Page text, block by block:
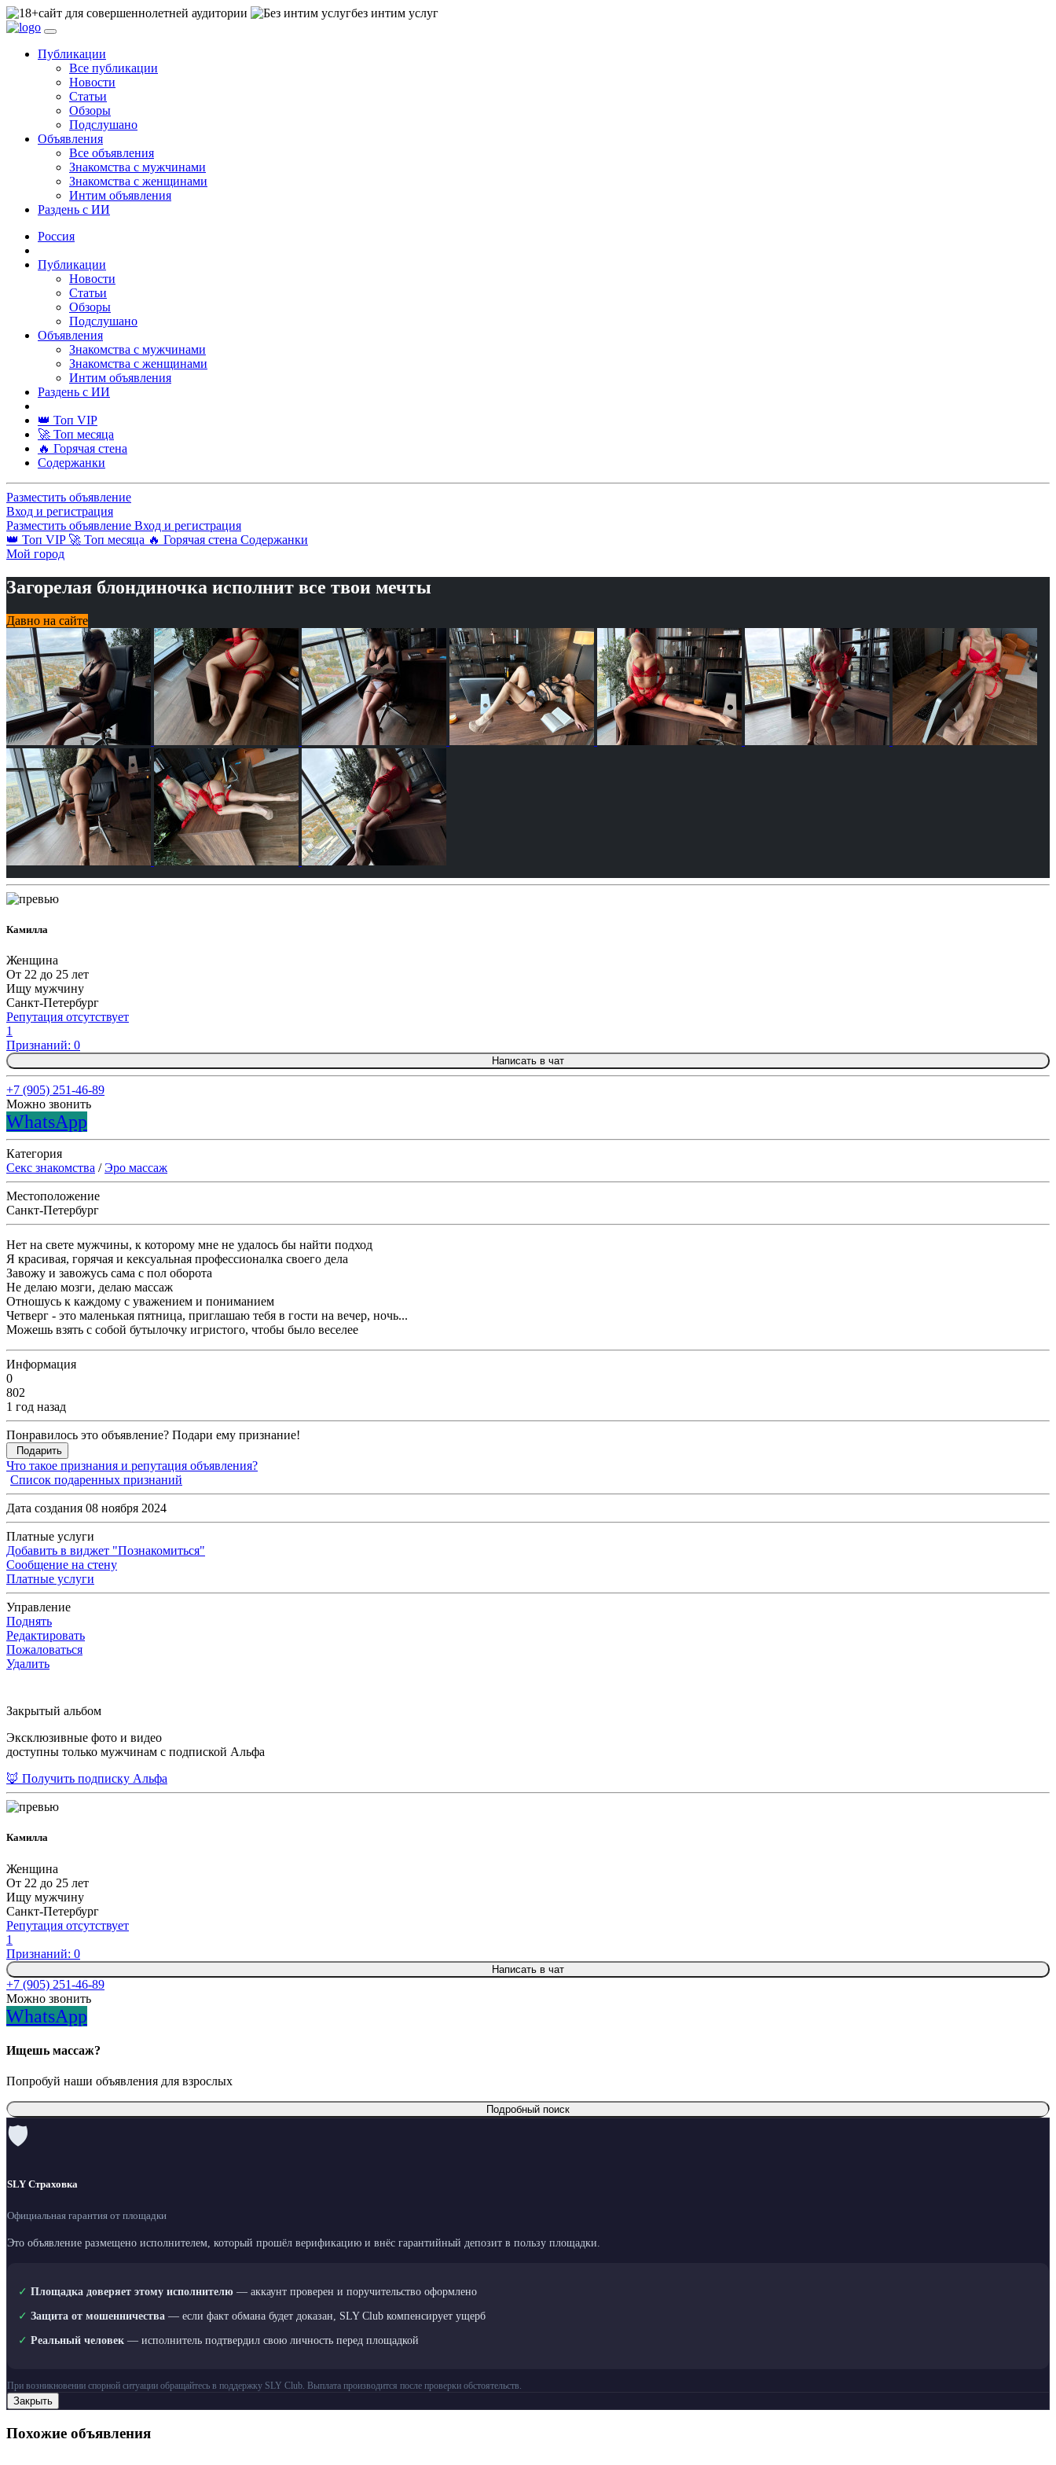
сайт для совершеннолетней аудитории без интим услуг
Публикации
Все публикации
Новости
Статьи
Обзоры
Подслушано
Объявления
Все объявления
Знакомства с мужчинами
Знакомства с женщинами
Интим объявления
Раздень с ИИ
Россия
Публикации
Новости
Статьи
Обзоры
Подслушано
Объявления
Знакомства с мужчинами
Знакомства с женщинами
Интим объявления
Раздень с ИИ
👑 Топ VIP
🚀 Топ месяца
🔥 Горячая стена
Содержанки
Разместить объявление
Вход и регистрация
Разместить объявление Вход и регистрация
👑 Топ VIP 🚀 Топ месяца 🔥 Горячая стена Содержанки
Мой город
Загорелая блондиночка исполнит все твои мечты
Давно на сайте
Камилла
Женщина
От 22 до 25 лет
Ищу мужчину
Санкт-Петербург
Репутация отсутствует
1
Признаний: 0
Написать в чат
+7 (905) 251-46-89
Можно звонить
WhatsApp
Категория
Секс знакомства /Эро массаж
Местоположение
Санкт-Петербург
Нет на свете мужчины, к которому мне не удалось бы найти подход
Я красивая, горячая и кексуальная профессионалка своего дела
Завожу и завожусь сама с пол оборота
Не делаю мозги, делаю массаж
Отношусь к каждому с уважением и пониманием
Четверг - это маленькая пятница, приглашаю тебя в гости на вечер, ночь...
Можешь взять с собой бутылочку игристого, чтобы было веселее
Информация
0
802
1 год назад
Понравилось это объявление? Подари ему признание!
Подарить
Что такое признания и репутация объявления?
Список подаренных признаний
Дата создания 08 ноября 2024
Платные услуги
Добавить в виджет "Познакомиться"
Сообщение на стену
Платные услуги
Управление
Поднять
Редактировать
Пожаловаться
Удалить
Закрытый альбом
Эксклюзивные фото и видео
доступны только мужчинам с подпиской Альфа
🦊 Получить подписку Альфа
Камилла
Женщина
От 22 до 25 лет
Ищу мужчину
Санкт-Петербург
Репутация отсутствует
1
Признаний: 0
Написать в чат
+7 (905) 251-46-89
Можно звонить
WhatsApp
Ищешь массаж?
Попробуй наши объявления для взрослых
Подробный поиск
🛡
SLY Страховка
Официальная гарантия от площадки
Это объявление размещено исполнителем, который прошёл верификацию и внёс гарантийный депозит в пользу площадки.
✓ Площадка доверяет этому исполнителю — аккаунт проверен и поручительство оформлено
✓ Защита от мошенничества — если факт обмана будет доказан, SLY Club компенсирует ущерб
✓ Реальный человек — исполнитель подтвердил свою личность перед площадкой
При возникновении спорной ситуации обращайтесь в поддержку SLY Club. Выплата производится после проверки обстоятельств.
Закрыть
Похожие объявления